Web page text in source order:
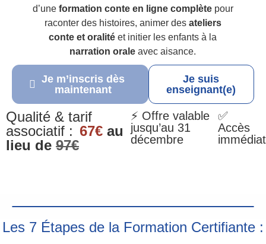
d’une formation conte en ligne complètepour
raconter des histoires, animer des ateliers
conte et oralité et initier les enfants à la
narration orale avec aisance.
Je m’inscris dès
maintenant
Je suis
enseignant(e)
Qualité & tarif
associatif : 67€ au
lieu de 97€
⚡ Offre valable
jusqu’au 31
décembre
✅
Accès
immédiat
Les 7 Étapes de la Formation Certifiante :